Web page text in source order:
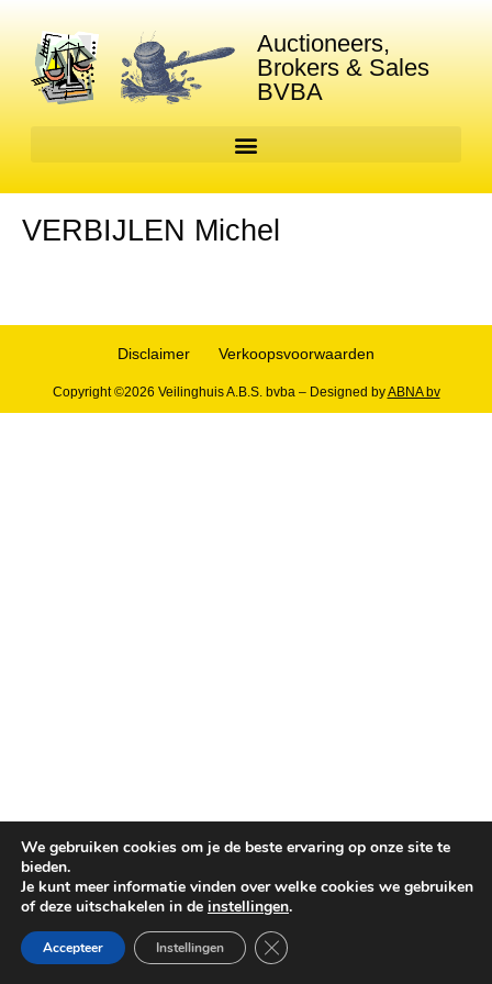
Auctioneers,
Brokers & Sales
BVBA
VERBIJLEN Michel
Disclaimer Verkoopsvoorwaarden
Copyright ©2026 Veilinghuis A.B.S. bvba – Designed byABNA bv
We gebruiken cookies om je de beste ervaring op onze site te
bieden.
Je kunt meer informatie vinden over welke cookies we gebruiken
of deze uitschakelen in de instellingen.
Accepteer Instellingen Sluit AVG/GDPR cookie banner